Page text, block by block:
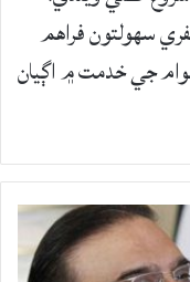
سهولتون فراهم
جي خدمت ۾ اڳيان